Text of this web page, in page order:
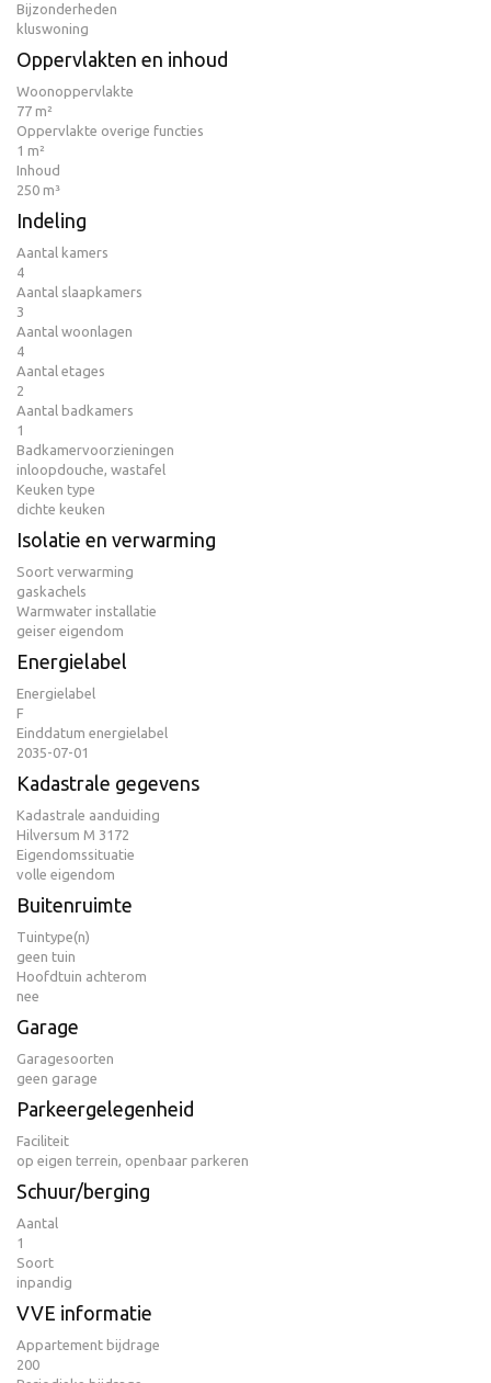
Bijzonderheden
kluswoning
Oppervlakten en inhoud
Woonoppervlakte
77 m²
Oppervlakte overige functies
1 m²
Inhoud
250 m³
Indeling
Aantal kamers
4
Aantal slaapkamers
3
Aantal woonlagen
4
Aantal etages
2
Aantal badkamers
1
Badkamervoorzieningen
inloopdouche, wastafel
Keuken type
dichte keuken
Isolatie en verwarming
Soort verwarming
gaskachels
Warmwater installatie
geiser eigendom
Energielabel
Energielabel
F
Einddatum energielabel
2035-07-01
Kadastrale gegevens
Kadastrale aanduiding
Hilversum M 3172
Eigendomssituatie
volle eigendom
Buitenruimte
Tuintype(n)
geen tuin
Hoofdtuin achterom
nee
Garage
Garagesoorten
geen garage
Parkeergelegenheid
Faciliteit
op eigen terrein, openbaar parkeren
Schuur/berging
Aantal
1
Soort
inpandig
VVE informatie
Appartement bijdrage
200